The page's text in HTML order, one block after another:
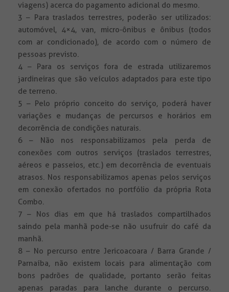
viagens) acerca do pagamento adicional do mesmo.
3 – Para traslados terrestres, poderão ser utilizados:
automóvel, 4×4, van, micro-ônibus e ônibus (todos
com ar condicionado), de acordo com o número de
pessoas previsto.
4 – Para os serviços fora de estrada utilizaremos
jardineiras que são veículos adaptados para este tipo
de terreno.
5 – Pelo próprio conceito do serviço, poderá haver
variações e mudanças de percursos e horários em
decorrência de condições naturais.
6 – Não nos responsabilizamos pela perda de
conexões com outros serviços (traslados terrestres,
aéreos e passeios, etc.) em decorrência de eventuais
atrasos. Nos responsabilizamos apenas pelos serviços
em conexão ofertados no portfólio da própria Rota
Combo.
7 – Nos dias em que há traslados compartilhados
saindo pela manhã pode-se não usufruir do café da
manhã.
8 – No percurso entre Jericoacoara / Barra Grande /
Parnaíba, não existem locais para alimentação com
bons padrões de qualidade, portanto serão feitas
apenas paradas para lanche durante o percurso.